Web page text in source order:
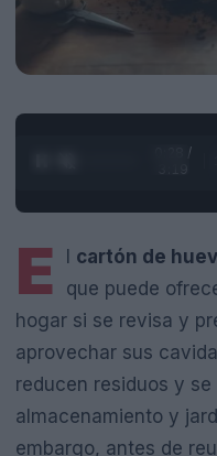
0:29 /
E l cartón de
que puede
hogar si se revisa y
aprovechar sus
reducen residuos y
almacenamiento y
embargo, antes de